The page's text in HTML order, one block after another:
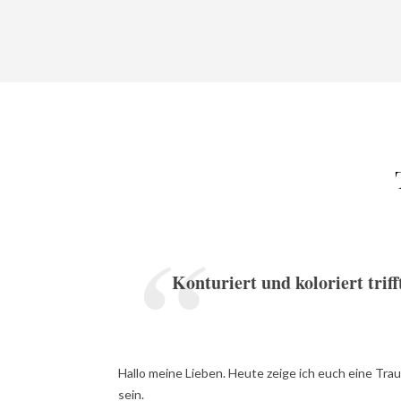
Konturiert und koloriert
Hallo meine Lieben. Heute zeige ich euch eine
sein.